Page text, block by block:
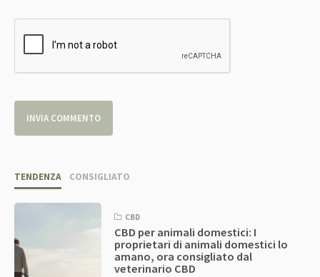
TENDENZA CONSIGLIATO
CBD
CBD per animali domestici: I
proprietari di animali domestici lo
amano, ora consigliato dal
veterinario CBD